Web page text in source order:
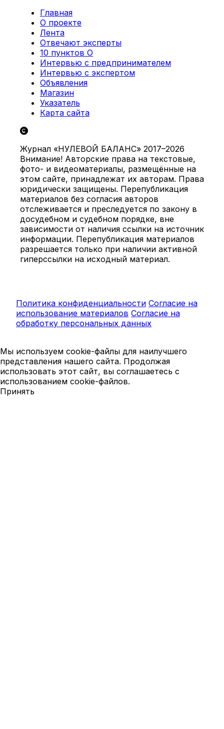
Главная
О проекте
Лента
Отвечают эксперты
10 пунктов О
Интервью с предпринимателем
Интервью с экспертом
Объявления
Магазин
Указатель
Карта сайта
Журнал «НУЛЕВОЙ БАЛАНС» 2017–2026
Внимание! Авторские права на текстовые,
фото- и видеоматериалы, размещённые на
этом сайте, принадлежат их авторам. Права
юридически защищены. Перепубликация
материалов без согласия авторов
отслеживается и преследуется по закону в
досудебном и судебном порядке, вне
зависимости от наличия ссылки на источник
информации. Перепубликация материалов
разрешается только при наличии активной
гиперссылки на исходный материал.
Политика конфиденциальности Согласие на
использование материалов Согласие на
обработку персональных данных
Мы используем cookie-файлы для наилучшего
представления нашего сайта. Продолжая
использовать этот сайт, вы соглашаетесь с
использованием cookie-файлов.
Принять